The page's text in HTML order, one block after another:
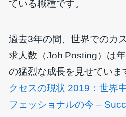
ている職種です。
過去3年の間、世界でのカ
求人数（Job Posting）は
の猛烈な成長を見せていま
クセスの現状 2019：世界
フェッショナルの今 –